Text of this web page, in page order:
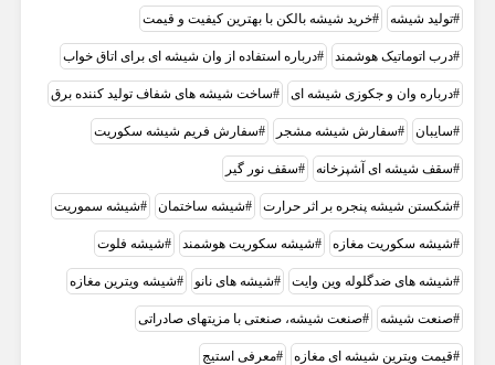
تولید شیشه خرید شیشه بالکن با بهترین کیفیت و قیمت
درب اتوماتیک هوشمند درباره استفاده از وان شیشه ای برای اتاق خواب
درباره وان و جکوزی شیشه ای ساخت شیشه های شفاف تولید کننده برق
سایبان سفارش شيشه مشجر سفارش فریم شیشه سکوریت
سقف شیشه ای آشپزخانه سقف نور گیر
شکستن شیشه پنجره بر اثر حرارت شیشه ساختمان شیشه سموریت
شیشه سکوریت مغازه شیشه سکوریت هوشمند شیشه فلوت
شیشه های ضدگلوله وین وایت شیشه های‌ نانو شیشه ویترین مغازه
صنعت شیشه صنعت شیشه، صنعتی با مزیتهای صادراتی
قيمت ویترین شیشه ای مغازه معرفی استیج